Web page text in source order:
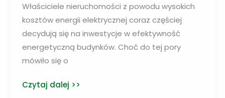
Właściciele nieruchomości z powodu wysokich
kosztów energii elektrycznej coraz częściej
decydują się na inwestycje w efektywność
energetyczną budynków. Choć do tej pory
mówiło się o
Wysokie
Czytaj dalej >>